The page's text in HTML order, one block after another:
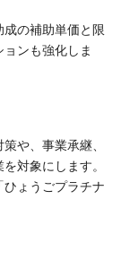
の補助単価と限
ンも強化しま
や、事業承継、
対象にします。
ょうごプラチナ